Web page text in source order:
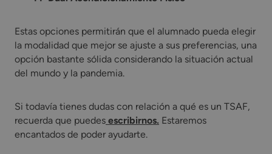
Estas opciones permitirán que el alumnado pueda elegir
la modalidad que mejor se ajuste a sus preferencias, una
opción bastante sólida considerando la situación actual
del mundo y la pandemia.
Si todavía tienes dudas con relación a qué es un TSAF,
recuerda que puedes escribirnos. Estaremos
encantados de poder ayudarte.